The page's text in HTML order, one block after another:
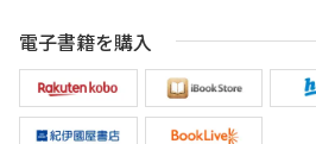
電子書籍を購入